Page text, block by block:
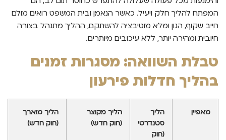
המפתח להליך חלק ויעיל. כאשר הנאמן ובית המשפט רואים מולם
חייב שקוף, הגון ומלא מוטיבציה להשתקם, ההליך מתנהל בצורה
חיובית ומהירה יותר, ללא עיכובים מיותרים.
טבלת השוואה: מסגרות זמנים
בהליך חדלות פירעון
מאפיין
הליך
סטנדרטי
(חוק
הליך מקוצר
(חוק חדש)
הליך מוארך
(חוק חדש)